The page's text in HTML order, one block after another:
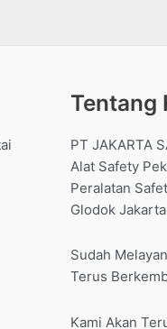
Tentang
PT JAKARTA
Alat Safety
Peralatan
Glodok
Sudah
Terus
Kami Akan